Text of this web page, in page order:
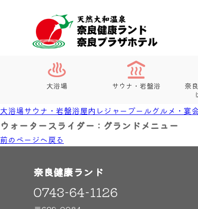
大浴場 サウナ・岩盤浴
奈
大浴場サウナ・岩盤浴屋内レジャープールグルメ・宴
ウォータースライダー : グランドメニュー
前のページヘ戻る
奈良健康ランド
0743-64-1126